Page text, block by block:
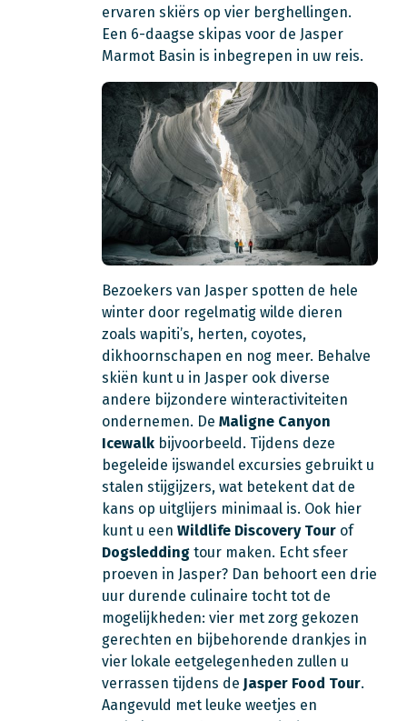
ervaren skiërs op vier berghellingen.
Een 6-daagse skipas voor de Jasper
Marmot Basin is inbegrepen in uw reis.
Bezoekers van Jasper spotten de hele
winter door regelmatig wilde dieren
zoals wapiti’s, herten, coyotes,
dikhoornschapen en nog meer. Behalve
skiën kunt u in Jasper ook diverse
andere bijzondere winteractiviteiten
ondernemen. De Maligne Canyon
Icewalk bijvoorbeeld. Tijdens deze
begeleide ijswandel excursies gebruikt u
stalen stijgijzers, wat betekent dat de
kans op uitglijers minimaal is. Ook hier
kunt u een Wildlife Discovery Tour of
Dogsledding tour maken. Echt sfeer
proeven in Jasper? Dan behoort een drie
uur durende culinaire tocht tot de
mogelijkheden: vier met zorg gekozen
gerechten en bijbehorende drankjes in
vier lokale eetgelegenheden zullen u
verrassen tijdens de Jasper Food Tour.
Aangevuld met leuke weetjes en